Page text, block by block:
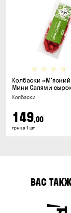
Колбаски «М'ясний
Мини Салями
150г
Колбаски
149,00
грн за 1 шт
ВАС